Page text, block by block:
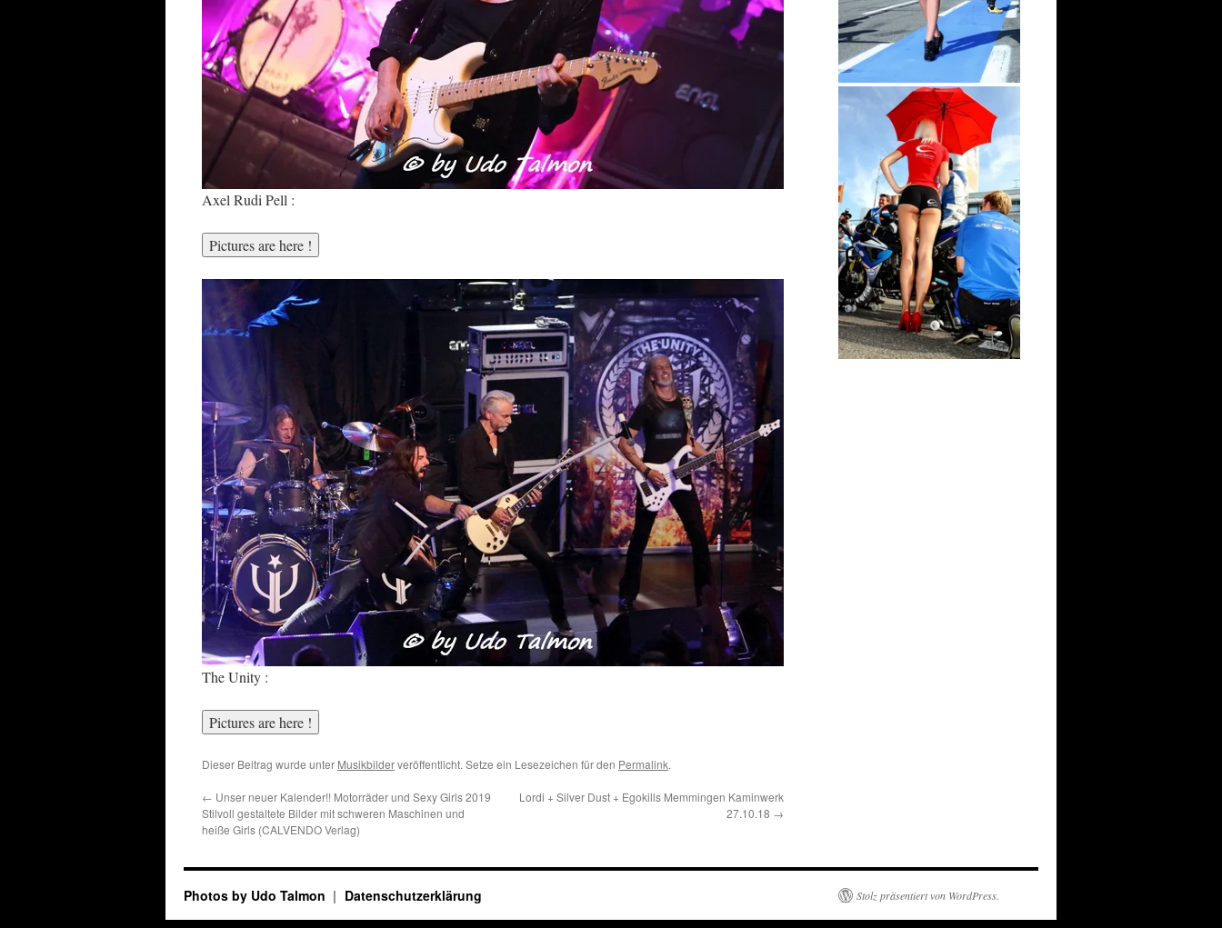
Axel Rudi Pell :
The Unity :
Dieser Beitrag wurde unter Musikbilderveröffentlicht. Setze ein Lesezeichen für den Permalink.
← Unser neuer Kalender!! Motorräder und Sexy Girls 2019
Stilvoll gestaltete Bilder mit schweren Maschinen und
heiße Girls (CALVENDO Verlag)
Lordi + Silver Dust + Egokills Memmingen Kaminwerk
27.10.18 →
Photos by Udo Talmon Datenschutzerklärung Stolz präsentiert von WordPress.